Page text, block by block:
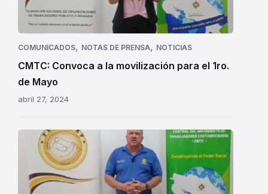
COMUNICADOS, NOTAS DE PRENSA, NOTICIAS
CMTC: Convoca a la movilización para el 1ro.
de Mayo
abril 27, 2024